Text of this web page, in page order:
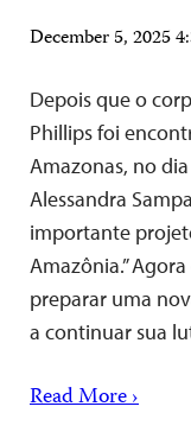
December 5, 2025
Depois que o
Phillips foi
Amazonas, no
Alessandra
importante
Amazônia.”
preparar uma
a continuar sua
Read More ›